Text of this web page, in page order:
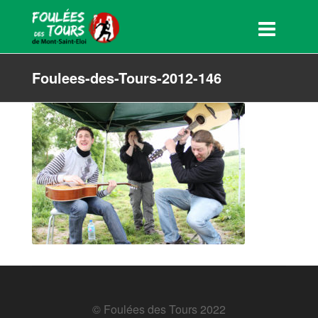
Foulees-des-Tours-2012-146
© Foulées des Tours 2022